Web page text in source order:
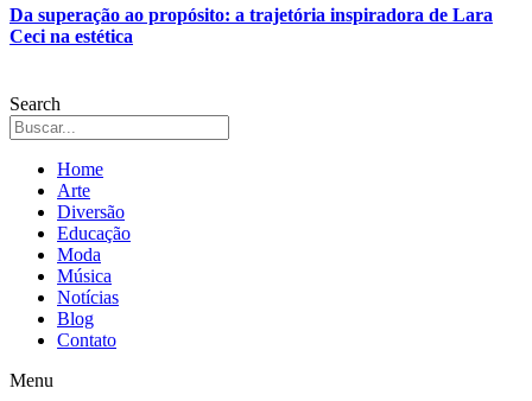
Da superação ao propósito: a trajetória inspiradora de Lara
Ceci na estética
Search
Home
Arte
Diversão
Educação
Moda
Música
Notícias
Blog
Contato
Menu